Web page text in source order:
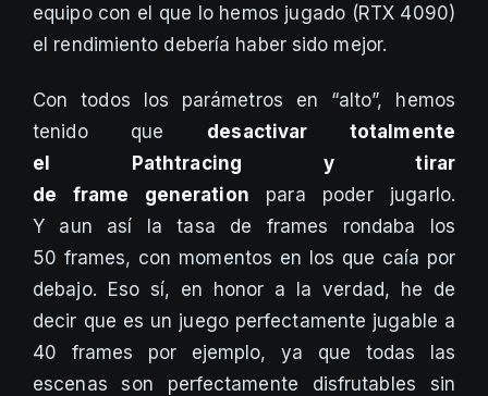
equipo con el que lo hemos jugado (RTX 4090)
el rendimiento debería haber sido mejor.
Con todos los parámetros en “alto”, hemos
tenido que desactivar totalmente
el Pathtracing y tirar
de frame generation para poder jugarlo.
Y aun así la tasa de frames rondaba los
50 frames, con momentos en los que caía por
debajo. Eso sí, en honor a la verdad, he de
decir que es un juego perfectamente jugable a
40 frames por ejemplo, ya que todas las
escenas son perfectamente disfrutables sin